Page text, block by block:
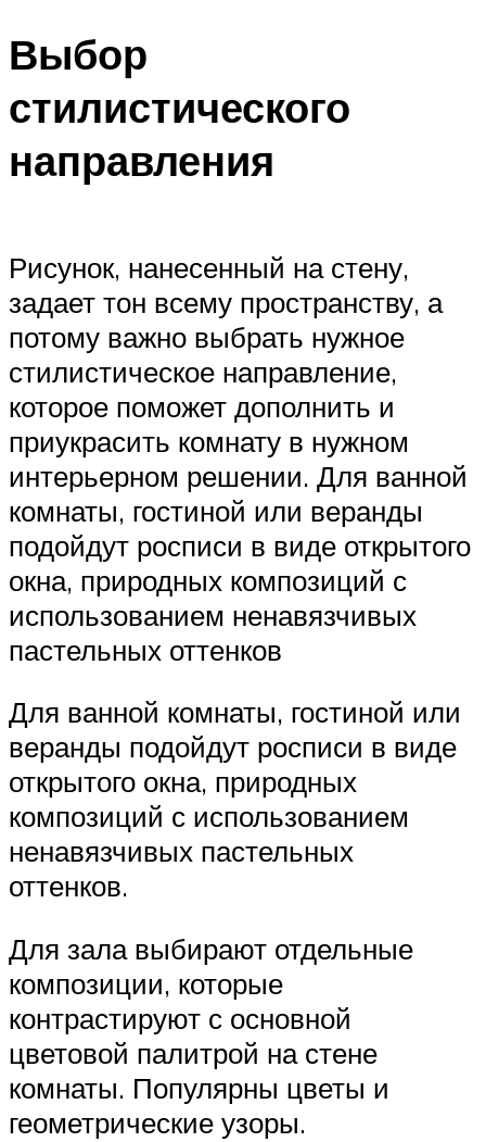
Выбор
стилистического
направления
Рисунок, нанесенный на стену,
задает тон всему пространству, а
потому важно выбрать нужное
стилистическое направление,
которое поможет дополнить и
приукрасить комнату в нужном
интерьерном решении. Для ванной
комнаты, гостиной или веранды
подойдут росписи в виде открытого
окна, природных композиций с
использованием ненавязчивых
пастельных оттенков
Для ванной комнаты, гостиной или
веранды подойдут росписи в виде
открытого окна, природных
композиций с использованием
ненавязчивых пастельных
оттенков.
Для зала выбирают отдельные
композиции, которые
контрастируют с основной
цветовой палитрой на стене
комнаты. Популярны цветы и
геометрические узоры.